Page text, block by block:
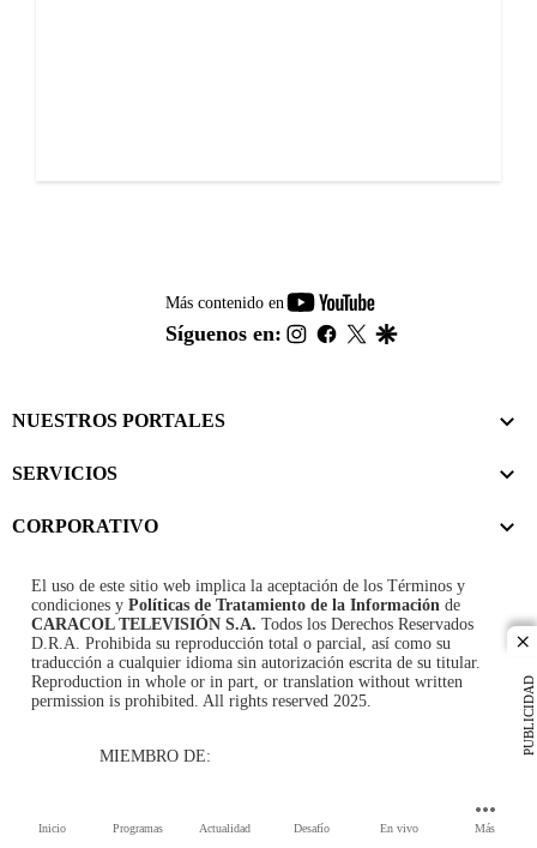
Inicio Programas Actualidad Desafío En vivo Más
PUBLICIDAD
Más contenido en
youtube-
footer
Síguenos en: instagram
facebook
twitter
NUESTROS PORTALES
SERVICIOS
CORPORATIVO
El uso de este sitio web implica la aceptación de los Términos y
condiciones y Políticas de Tratamiento de la Información de
CARACOL TELEVISIÓN S.A. Todos los Derechos Reservados
D.R.A. Prohibida su reproducción total o parcial, así como su
traducción a cualquier idioma sin autorización escrita de su titular.
Reproduction in whole or in part, or translation without written
permission is prohibited. All rights reserved 2025.
MIEMBRO DE: